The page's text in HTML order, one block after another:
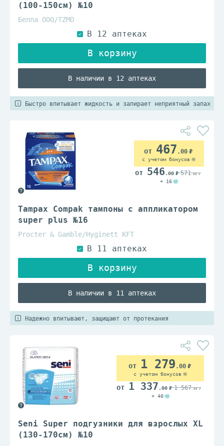
(100-150см) №10
Белла ООО/TZМО
В наличии в 12 аптеках
Быстро впитывает жидкость и запирает неприятный запах
Tampax Compak тампоны с аппликатором
super plus №16
Procter & Gamble/Hyginett KFT
В наличии в 11 аптеках
467 .00
с учетом бонусов
546 .00 571.00
+ 16
Надежно впитывают, защищают от протекания
Seni Super подгузники для взрослых XL
(130-170см) №10
1 279 .00
с учетом бонусов
1 337 .00 1 567.00
+ 40